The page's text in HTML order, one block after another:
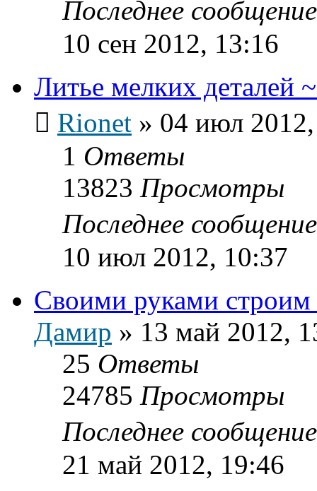
Последнее
10 сен 2012, 13:16
Литье мелких деталей
Rionet » 04 июл
1 Ответы
13823 Просмотры
Последнее
10 июл 2012, 10:37
Своими руками
Дамир » 13 май 2012,
25 Ответы
24785 Просмотры
Последнее
21 май 2012, 19:46